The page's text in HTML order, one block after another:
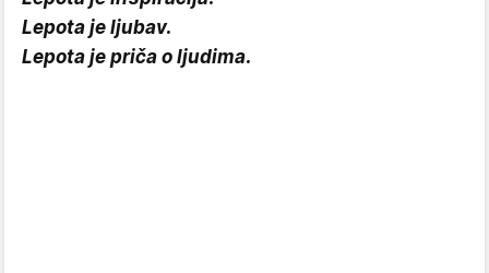
Lepota je ljubav.
Lepota je priča o ljudima.